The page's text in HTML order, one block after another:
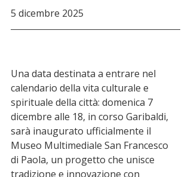
5 dicembre 2025
Una data destinata a entrare nel
calendario della vita culturale e
spirituale della città: domenica 7
dicembre alle 18, in corso Garibaldi,
sarà inaugurato ufficialmente il
Museo Multimediale San Francesco
di Paola, un progetto che unisce
tradizione e innovazione con